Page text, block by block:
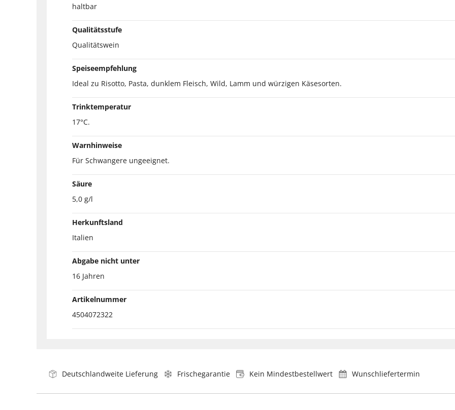
haltbar
Qualitätsstufe
Qualitätswein
Speiseempfehlung
Ideal zu Risotto, Pasta, dunklem Fleisch, Wild, Lamm und würzigen Käsesorten.
Trinktemperatur
17°C.
Warnhinweise
Für Schwangere ungeeignet.
Säure
5,0 g/l
Herkunftsland
Italien
Abgabe nicht unter
16 Jahren
Artikelnummer
4504072322
Deutschlandweite Lieferung Frischegarantie Kein Mindestbestellwert Wunschliefertermin